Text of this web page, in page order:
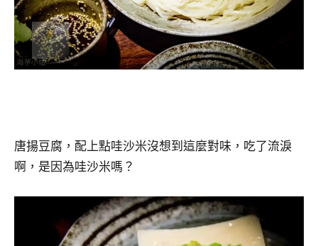
唐揚豆腐，配上點哇沙米沒想到這麼對味，吃了流淚
啊，是因為哇沙米嗎？